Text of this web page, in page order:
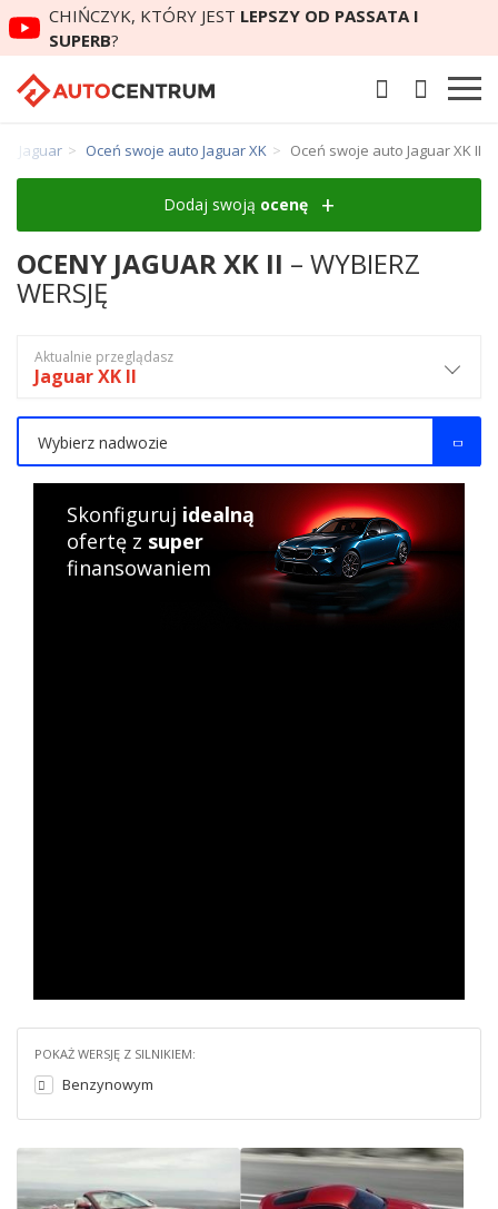
CHIŃCZYK, KTÓRY JEST LEPSZY OD PASSATA I
SUPERB?
Jaguar Oceń swoje auto Jaguar XK Oceń swoje auto Jaguar XK II
POKAŻ WERSJĘ Z SILNIKIEM:
Benzynowym
Dodaj swoją ocenę
OCENY JAGUAR XK II – WYBIERZ
WERSJĘ
Aktualnie przeglądasz
Jaguar XK II
Wybierz nadwozie
Skonfiguruj idealną
ofertę z super
finansowaniem